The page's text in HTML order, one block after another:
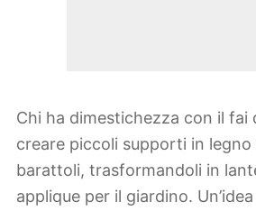
Chi ha dimestichezza con il fai
creare piccoli supporti in legno
barattoli, trasformandoli in
applique per il giardino.